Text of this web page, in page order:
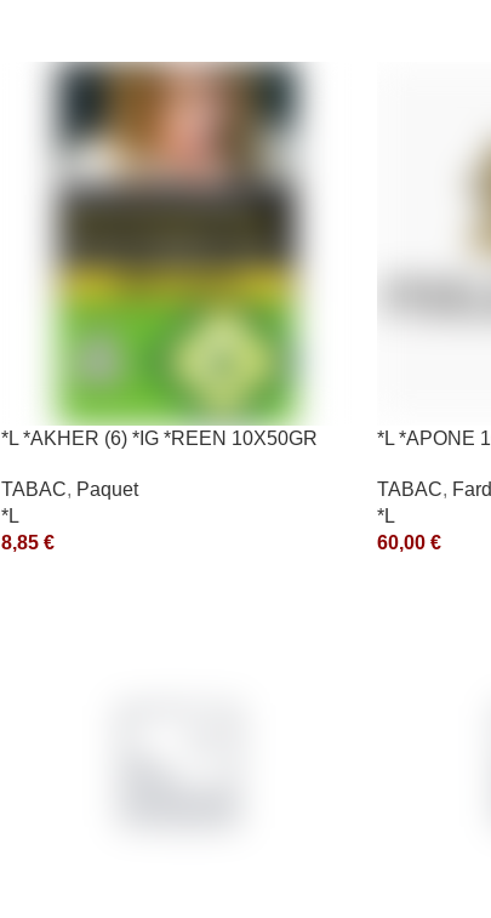
*L *AKHER (6) *IG *REEN 10X50GR
TABAC, Paquet
*L
8,85 €
*L *APONE
TABAC,
*L
60,00 €